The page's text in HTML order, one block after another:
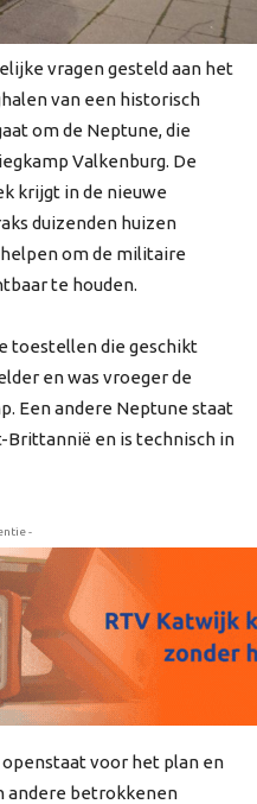
vragen gesteld aan het
van een historisch
om de Neptune, die
Valkenburg. De
krijgt in de nieuwe
duizenden huizen
om de militaire
te houden.
toestellen die geschikt
en was vroeger de
Een andere Neptune staat
en is technisch in
-
voor het plan en
andere betrokkenen